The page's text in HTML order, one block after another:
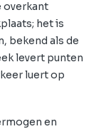
overkant
het is
bekend als de
levert punten
luert op
en